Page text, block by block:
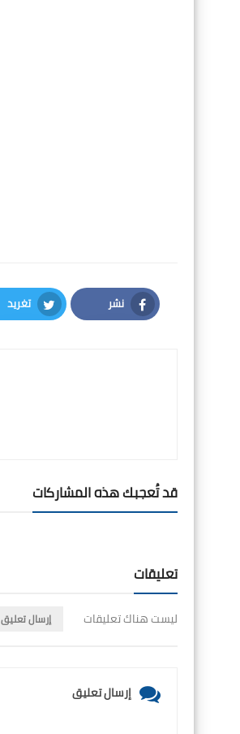
نشر
Facebook
تغريد
Twitter
قد تُعجبك هذه المشاركات
تعليقات
ليست هناك تعليقات إرسال تعليق
إرسال تعليق